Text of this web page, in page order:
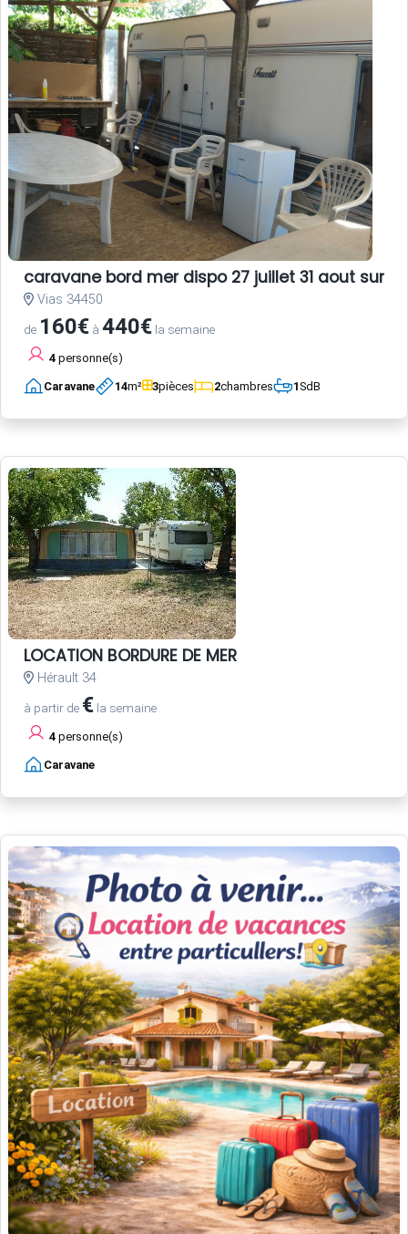
caravane bord mer dispo 27 juillet 31 aout sur
Vias 34450
de 160€ à 440€ la semaine
4 personne(s)
Caravane 14m² 3pièces 2chambres 1SdB
LOCATION BORDURE DE MER
Hérault 34
à partir de € la semaine
4 personne(s)
Caravane